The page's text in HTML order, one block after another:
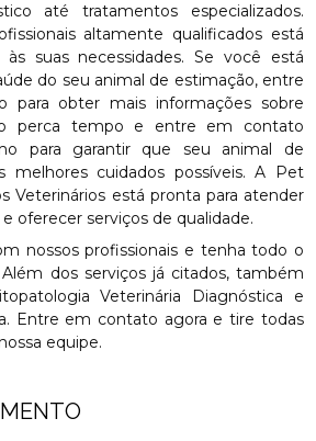
até tratamentos especializados.
altamente qualificados está
suas necessidades. Se você está
do seu animal de estimação, entre
para obter mais informações sobre
perca tempo e entre em contato
para garantir que seu animal de
melhores cuidados possíveis. A Pet
Veterinários está pronta para atender
oferecer serviços de qualidade.
nossos profissionais e tenha todo o
dos serviços já citados, também
Veterinária Diagnóstica e
Entre em contato agora e tire todas
equipe.